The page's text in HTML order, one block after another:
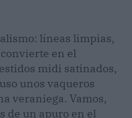
líneas limpias,
en el
midi satinados,
unos vaqueros
veraniega. Vamos,
de un apuro en el